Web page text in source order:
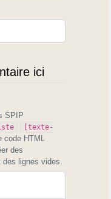
ici
SPIP
[texte-
code HTML
des
lignes vides.